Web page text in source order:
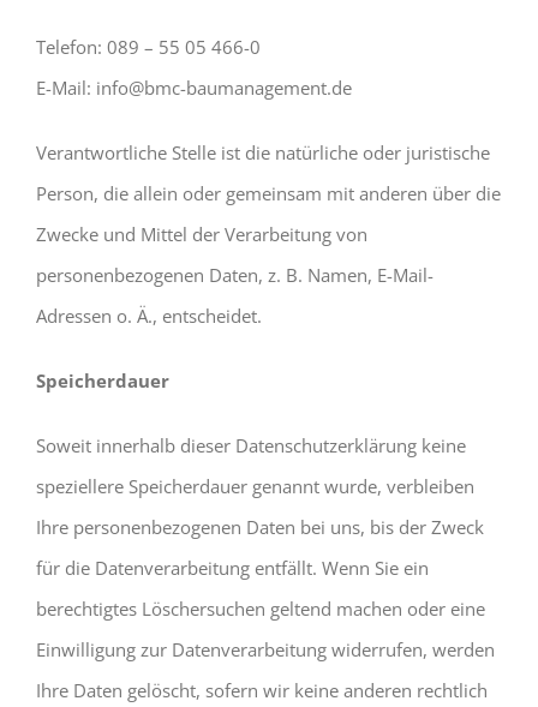
Telefon: 089 – 55 05 466-0
E-Mail: info@bmc-baumanagement.de
Verantwortliche Stelle ist die natürliche oder juristische
Person, die allein oder gemeinsam mit anderen über die
Zwecke und Mittel der Verarbeitung von
personenbezogenen Daten, z. B. Namen, E-Mail-
Adressen o. Ä., entscheidet.
Speicherdauer
Soweit innerhalb dieser Datenschutzerklärung keine
speziellere Speicherdauer genannt wurde, verbleiben
Ihre personenbezogenen Daten bei uns, bis der Zweck
für die Datenverarbeitung entfällt. Wenn Sie ein
berechtigtes Löschersuchen geltend machen oder eine
Einwilligung zur Datenverarbeitung widerrufen, werden
Ihre Daten gelöscht, sofern wir keine anderen rechtlich